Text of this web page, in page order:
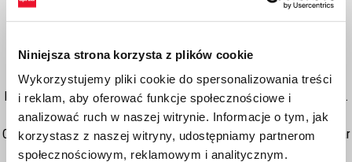
Niniejsza strona korzysta z plików cookie
Wykorzystujemy pliki cookie do spersonalizowania treści
i reklam, aby oferować funkcje społecznościowe i
analizować ruch w naszej witrynie. Informacje o tym, jak
korzystasz z naszej witryny, udostępniamy partnerom
społecznościowym, reklamowym i analitycznym.
This is a very innovative and hi-tech component, able to improve the
handling and riding performance of your Tuono 660 to a MotoGP level.
This platform, OE equipment on RS660, includes following functions:
Cornering ABS, Traction Control, Anti Wheeling, Emergency Brake, Rear
Lift-up Mitigation, Bending Lights. So it’s a reliable improve of safety